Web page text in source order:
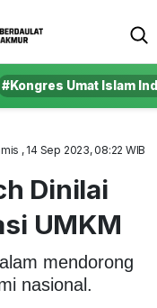
#Kongres Umat Islam
, 14 Sep 2023, 08:22 WIB
Dinilai
UMKM
mendorong
nasional.